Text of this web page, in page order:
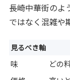
長崎中華街のよ
ではなく混雑や
見るべき軸
味 どの